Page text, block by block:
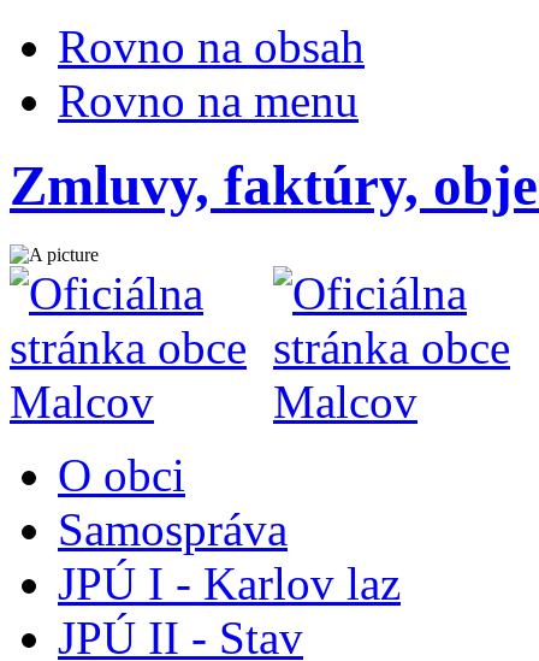
Rovno na obsah
Rovno na menu
Zmluvy, faktúry,
O obci
Samospráva
JPÚ I - Karlov laz
JPÚ II - Stav